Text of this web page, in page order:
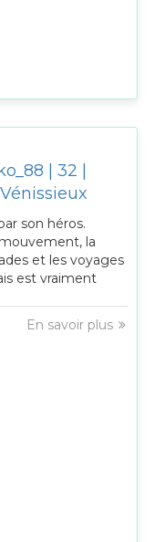
| 32 |
son héros.
la
et les voyages
est vraiment
En savoir plus